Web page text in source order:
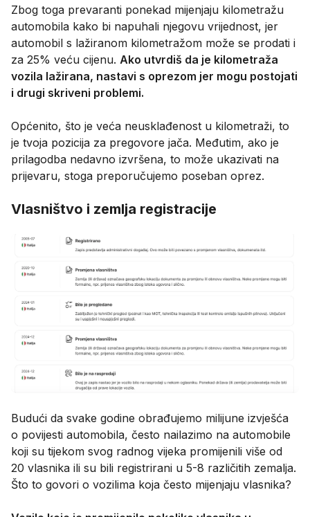
Zbog toga prevaranti ponekad mijenjaju kilometražu
automobila kako bi napuhali njegovu vrijednost, jer
automobil s lažiranom kilometražom može se prodati i
za 25% veću cijenu. Ako utvrdiš da je kilometraža
vozila lažirana, nastavi s oprezom jer mogu postojati
i drugi skriveni problemi.
Općenito, što je veća neusklađenost u kilometraži, to
je tvoja pozicija za pregovore jača. Međutim, ako je
prilagodba nedavno izvršena, to može ukazivati na
prijevaru, stoga preporučujemo poseban oprez.
Vlasništvo i zemlja registracije
Budući da svake godine obrađujemo milijune izvješća
o povijesti automobila, često nailazimo na automobile
koji su tijekom svog radnog vijeka promijenili više od
20 vlasnika ili su bili registrirani u 5-8 različitih zemalja.
Što to govori o vozilima koja često mijenjaju vlasnika?